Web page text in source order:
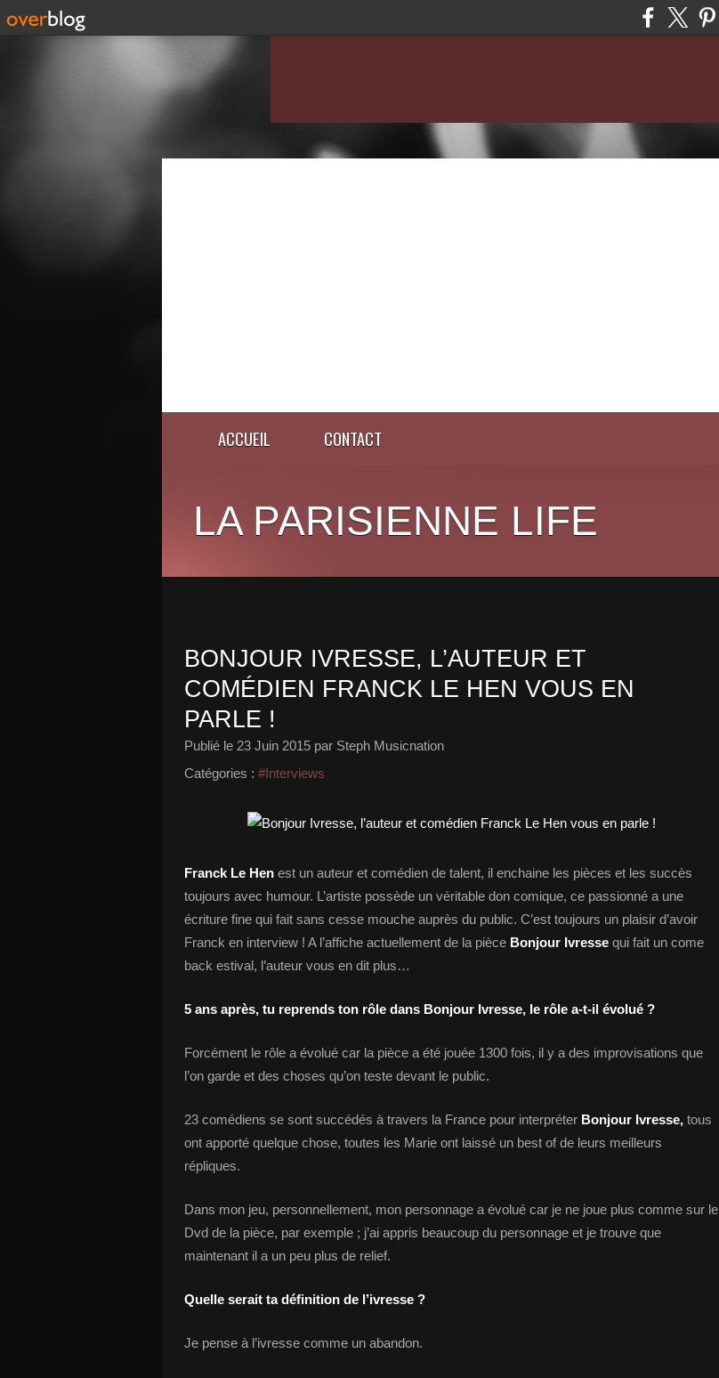
ACCUEIL CONTACT
LA PARISIENNE LIFE
BONJOUR IVRESSE, L’AUTEUR ET
COMÉDIEN FRANCK LE HEN VOUS EN
PARLE !
Publié le 23 Juin 2015 par Steph Musicnation
Catégories : #Interviews
Franck Le Hen est un auteur et comédien de talent, il enchaine les pièces et les succès
toujours avec humour. L’artiste possède un véritable don comique, ce passionné a une
écriture fine qui fait sans cesse mouche auprès du public. C’est toujours un plaisir d’avoir
Franck en interview ! A l’affiche actuellement de la pièce Bonjour Ivresse qui fait un come
back estival, l’auteur vous en dit plus…
5 ans après, tu reprends ton rôle dans Bonjour Ivresse, le rôle a-t-il évolué ?
Forcément le rôle a évolué car la pièce a été jouée 1300 fois, il y a des improvisations que
l’on garde et des choses qu’on teste devant le public.
23 comédiens se sont succédés à travers la France pour interpréter Bonjour Ivresse, tous
ont apporté quelque chose, toutes les Marie ont laissé un best of de leurs meilleurs
répliques.
Dans mon jeu, personnellement, mon personnage a évolué car je ne joue plus comme sur le
Dvd de la pièce, par exemple ; j’ai appris beaucoup du personnage et je trouve que
maintenant il a un peu plus de relief.
Quelle serait ta définition de l’ivresse ?
Je pense à l’ivresse comme un abandon.